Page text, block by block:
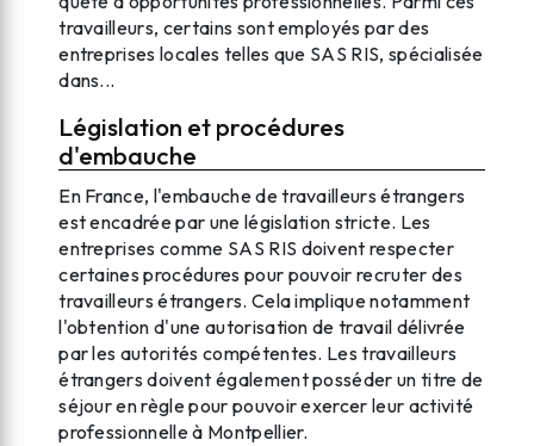
travailleurs, certains sont employés par des
entreprises locales telles que SAS RIS, spécialisée
dans...
Législation et procédures
d'embauche
En France, l'embauche de travailleurs étrangers
est encadrée par une législation stricte. Les
entreprises comme SAS RIS doivent respecter
certaines procédures pour pouvoir recruter des
travailleurs étrangers. Cela implique notamment
l'obtention d'une autorisation de travail délivrée
par les autorités compétentes. Les travailleurs
étrangers doivent également posséder un titre de
séjour en règle pour pouvoir exercer leur activité
professionnelle à Montpellier.